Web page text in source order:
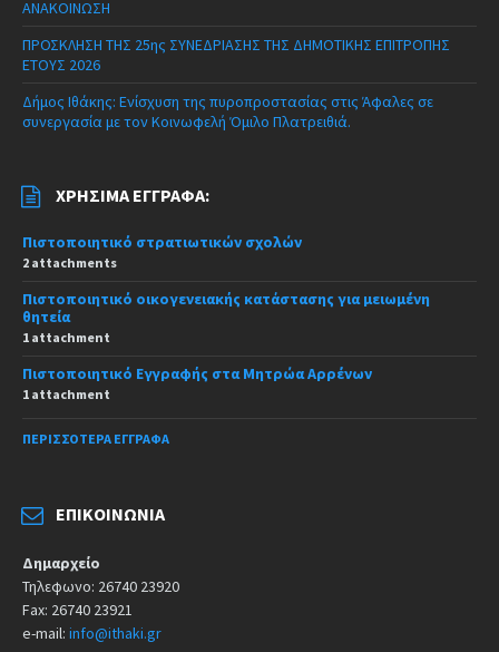
ΑΝΑΚΟΙΝΩΣΗ
ΠΡΟΣΚΛΗΣΗ ΤΗΣ 25ης ΣΥΝΕΔΡΙΑΣΗΣ ΤΗΣ ΔΗΜΟΤΙΚΗΣ ΕΠΙΤΡΟΠΗΣ
ΕΤΟΥΣ 2026
Δήμος Ιθάκης: Ενίσχυση της πυροπροστασίας στις Άφαλες σε
συνεργασία με τον Κοινωφελή Όμιλο Πλατρειθιά.
ΧΡΉΣΙΜΑ ΈΓΓΡΑΦΑ:
Πιστοποιητικό στρατιωτικών σχολών
2 attachments
Πιστοποιητικό οικογενειακής κατάστασης για μειωμένη
θητεία
1 attachment
Πιστοποιητικό Εγγραφής στα Μητρώα Αρρένων
1 attachment
ΠΕΡΙΣΣΌΤΕΡΑ ΈΓΓΡΑΦΑ
ΕΠΙΚΟΙΝΩΝΊΑ
Δημαρχείο
Τηλεφωνο: 26740 23920
Fax: 26740 23921
e-mail: info@ithaki.gr